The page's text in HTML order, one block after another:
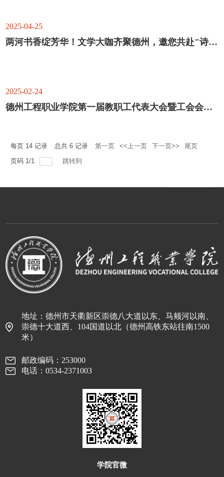
2025-04-25
两河书香绽芳华！文学大咖齐聚德州，邀您共赴"诗与远方"！
2025-02-24
德州工程职业学院第一届教职工代表大会暨工会会员代表大会第一次会议胜利召开
每页 14 记录 总共6 记录 第一页 <<上一页 下一页>>
尾页
页码 1/1 跳转到
地址：德州市天衢新区崇德八大道以东、马颊河以南、
崇德十大道西、104国道以北（德州高铁东站往南1500
米）
邮政编码：253000
电话：0534-2371003
学院官微